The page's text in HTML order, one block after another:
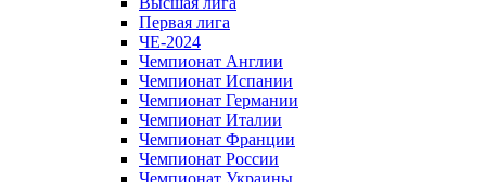
Первая лига
ЧЕ-2024
Чемпионат Англии
Чемпионат Испании
Чемпионат Германии
Чемпионат Италии
Чемпионат Франции
Чемпионат России
Чемпионат Украины